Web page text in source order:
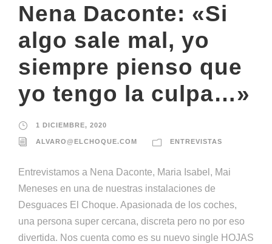
Nena Daconte: «Si
algo sale mal, yo
siempre pienso que
yo tengo la culpa…»
1 DICIEMBRE, 2020
ALVARO@ELCHOQUE.COM ENTREVISTAS
Entrevistamos a Nena Daconte, Maria Isabel, Mai
Meneses en una de nuestras instalaciones de
Desguaces El Choque. Apasionada de los coches,
una persona super cercana, discreta pero no por eso
divertida. Nos cuenta como es su nuevo single HOJAS